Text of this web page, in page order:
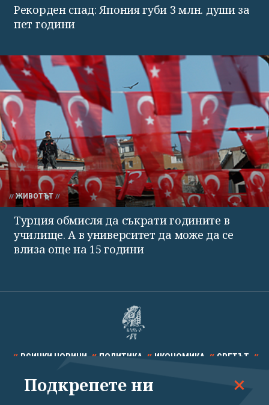
Рекорден спад: Япония губи 3 млн. души за
пет години
ЖИВОТЪТ
Турция обмисля да съкрати годините в
училище. А в университет да може да се
влиза още на 15 години
ВСИЧКИ НОВИНИ ПОЛИТИКА ИКОНОМИКА СВЕТЪТ
СПОРТ КУЛТУРА ТЕХНОЛОГИИ КАЛЕЙДОСКОП
Подкрепете ни